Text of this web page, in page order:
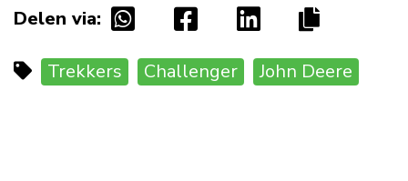
Delen via:
Trekkers Challenger John Deere